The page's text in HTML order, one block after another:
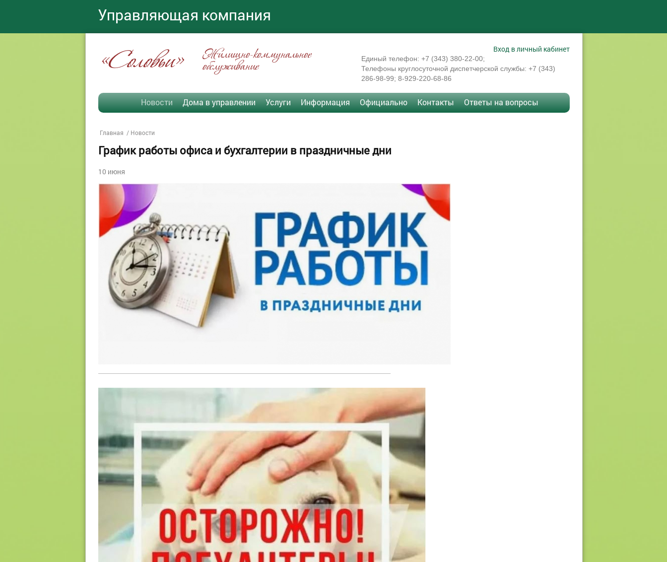
Управляющая компания
«Соловьи» Жилищно-коммунальное
обслуживание
Вход в личный кабинет
Единый телефон: +7 (343) 380-22-00;
Телефоны круглосуточной диспетчерской службы: +7 (343)
286-98-99; 8-929-220-68-86
Новости Дома в управлении Услуги Информация Официально Контакты Ответы на вопросы
Главная Новости
График работы офиса и бухгалтерии в праздничные дни
10 июня